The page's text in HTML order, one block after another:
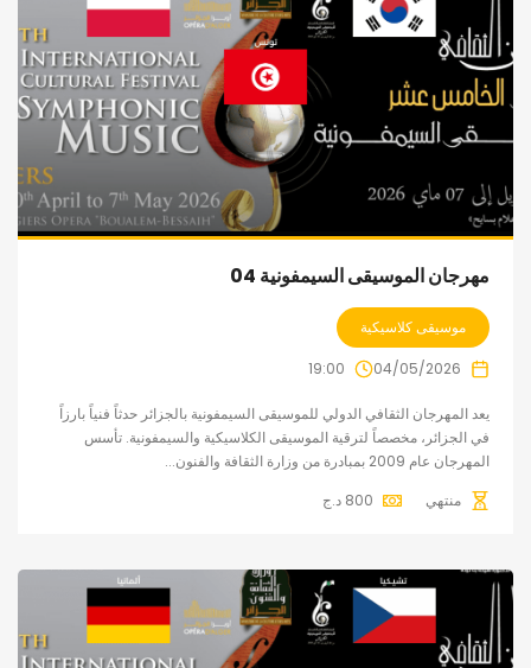
مهرجان الموسيقى السيمفونية 04
موسيقى كلاسيكية
04/05/2026
19:00
يعد المهرجان الثقافي الدولي للموسيقى السيمفونية بالجزائر حدثاً فنياً بارزاً
في الجزائر، مخصصاً لترقية الموسيقى الكلاسيكية والسيمفونية. تأسس
المهرجان عام 2009 بمبادرة من وزارة الثقافة والفنون...
منتهي
800 د.ج